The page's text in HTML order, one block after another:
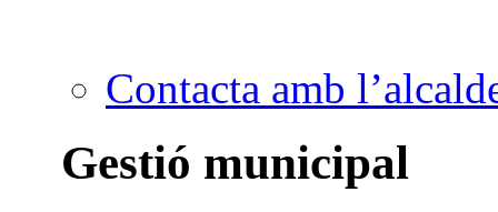
Contacta amb
Gestió municipal